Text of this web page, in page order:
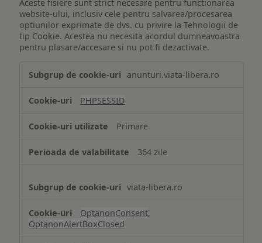
Aceste fisiere sunt strict necesare pentru functionarea
website-ului, inclusiv cele pentru salvarea/procesarea
optiunilor exprimate de dvs. cu privire la Tehnologii de
tip Cookie. Acestea nu necesita acordul dumneavoastra
pentru plasare/accesare si nu pot fi dezactivate.
de
Cookie
necesare
anunturi.viata-libera.ro
PHPSESSID
Primare
364 zile
viata-libera.ro
OptanonConsent,
OptanonAlertBoxClosed